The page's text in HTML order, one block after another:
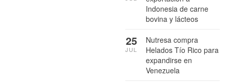
Indonesia de carne
bovina y lácteos
Nutresa compra
Helados Tío Rico para
expandirse en
Venezuela
25
JUL